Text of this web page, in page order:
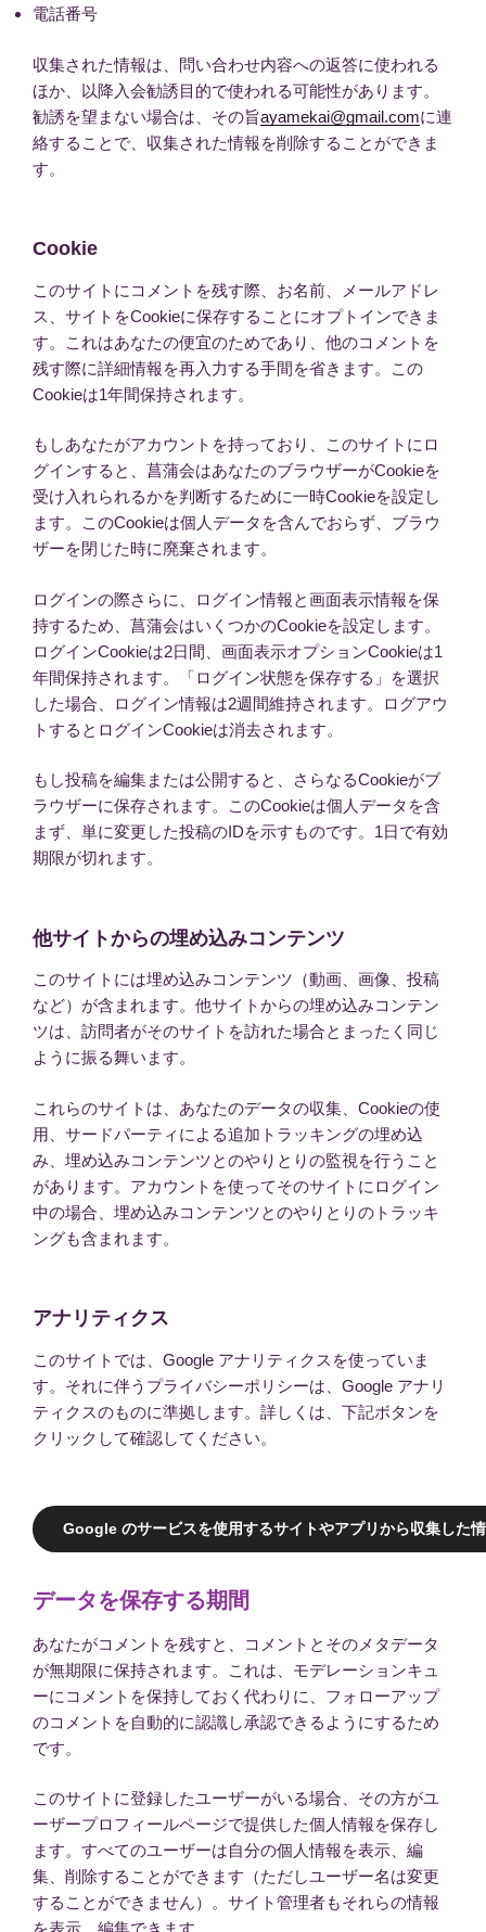
電話番号
収集された情報は、問い合わせ内容への返答に使われる
ほか、以降入会勧誘目的で使われる可能性があります。
勧誘を望まない場合は、その旨ayamekai@gmail.comに連
絡することで、収集された情報を削除することができま
す。
Cookie
このサイトにコメントを残す際、お名前、メールアドレ
ス、サイトをCookieに保存することにオプトインできま
す。これはあなたの便宜のためであり、他のコメントを
残す際に詳細情報を再入力する手間を省きます。この
Cookieは1年間保持されます。
もしあなたがアカウントを持っており、このサイトにロ
グインすると、菖蒲会はあなたのブラウザーがCookieを
受け入れられるかを判断するために一時Cookieを設定し
ます。このCookieは個人データを含んでおらず、ブラウ
ザーを閉じた時に廃棄されます。
ログインの際さらに、ログイン情報と画面表示情報を保
持するため、菖蒲会はいくつかのCookieを設定します。
ログインCookieは2日間、画面表示オプションCookieは1
年間保持されます。「ログイン状態を保存する」を選択
した場合、ログイン情報は2週間維持されます。ログアウ
トするとログインCookieは消去されます。
もし投稿を編集または公開すると、さらなるCookieがブ
ラウザーに保存されます。このCookieは個人データを含
まず、単に変更した投稿のIDを示すものです。1日で有効
期限が切れます。
他サイトからの埋め込みコンテンツ
このサイトには埋め込みコンテンツ（動画、画像、投稿
など）が含まれます。他サイトからの埋め込みコンテン
ツは、訪問者がそのサイトを訪れた場合とまったく同じ
ように振る舞います。
これらのサイトは、あなたのデータの収集、Cookieの使
用、サードパーティによる追加トラッキングの埋め込
み、埋め込みコンテンツとのやりとりの監視を行うこと
があります。アカウントを使ってそのサイトにログイン
中の場合、埋め込みコンテンツとのやりとりのトラッキ
ングも含まれます。
アナリティクス
このサイトでは、Google アナリティクスを使っていま
す。それに伴うプライバシーポリシーは、Google アナリ
ティクスのものに準拠します。詳しくは、下記ボタンを
クリックして確認してください。
Google のサービスを使用するサイトやアプリから収集した
データを保存する期間
あなたがコメントを残すと、コメントとそのメタデータ
が無期限に保持されます。これは、モデレーションキュ
ーにコメントを保持しておく代わりに、フォローアップ
のコメントを自動的に認識し承認できるようにするため
です。
このサイトに登録したユーザーがいる場合、その方がユ
ーザープロフィールページで提供した個人情報を保存し
ます。すべてのユーザーは自分の個人情報を表示、編
集、削除することができます（ただしユーザー名は変更
することができません）。サイト管理者もそれらの情報
を表示、編集できます。